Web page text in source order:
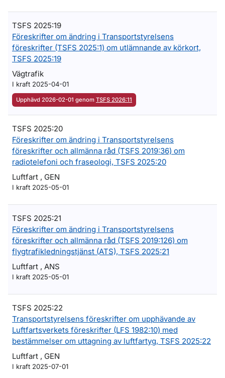
TSFS 2025:19
Föreskrifter om ändring i Transportstyrelsens
föreskrifter (TSFS 2025:1) om utlämnande av körkort,
TSFS 2025:19
Vägtrafik
I kraft 2025-04-01
Upphävd 2026-02-01 genom TSFS 2026:11
TSFS 2025:20
Föreskrifter om ändring i Transportstyrelsens
föreskrifter och allmänna råd (TSFS 2019:36) om
radiotelefoni och fraseologi, TSFS 2025:20
Luftfart , GEN
I kraft 2025-05-01
TSFS 2025:21
Föreskrifter om ändring i Transportstyrelsens
föreskrifter och allmänna råd (TSFS 2019:126) om
flygtrafikledningstjänst (ATS), TSFS 2025:21
Luftfart , ANS
I kraft 2025-05-01
TSFS 2025:22
Transportstyrelsens föreskrifter om upphävande av
Luftfartsverkets föreskrifter (LFS 1982:10) med
bestämmelser om uttagning av luftfartyg, TSFS 2025:22
Luftfart , GEN
I kraft 2025-07-01